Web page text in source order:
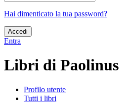
Hai dimenticato la tua password?
Accedi
Entra
Libri di Paolinus
Profilo utente
Tutti i libri